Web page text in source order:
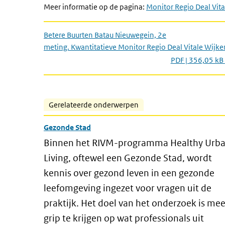
Meer informatie op de pagina: Monitor Regio Deal
Betere Buurten Batau Nieuwegein, 2e
meting. Kwantitatieve Monitor Regio Deal Vitale
PDF | 356,05 kB
Gerelateerde onderwerpen
Gezonde Stad
Binnen het RIVM-programma Healthy
Living, oftewel een Gezonde Stad, wordt
kennis over gezond leven in een gezonde
leefomgeving ingezet voor vragen uit de
praktijk. Het doel van het onderzoek is
grip te krijgen op wat professionals uit